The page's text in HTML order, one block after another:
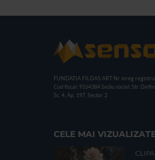
FUNDATIA FILDAS ART Nr inreg
Cod fiscal: 9164384 Sediu social: Str.
Sc. 4, Ap. 197, Sector 2
CELE MAI